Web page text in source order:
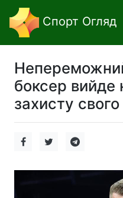
Спорт Огляд
боксер вийде
захисту